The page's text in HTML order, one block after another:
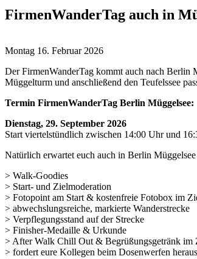
FirmenWanderTag auch in
Montag 16. Februar 2026
Der FirmenWanderTag kommt auch nach Berlin
Müggelturm und anschließend den Teufelssee
Termin FirmenWanderTag Berlin Müggelsee:
Dienstag, 29. September 2026
Start viertelstündlich zwischen 14:00 Uhr und
Natürlich erwartet euch auch in Berlin
> Walk-Goodies
> Start- und Zielmoderation
> Fotopoint am Start & kostenfreie Fotobox im
> abwechslungsreiche, markierte Wanderstrecke
> Verpflegungsstand auf der Strecke
> Finisher-Medaille & Urkunde
> After Walk Chill Out & Begrüßungsgetränk im
> fordert eure Kollegen beim Dosenwerfen heraus